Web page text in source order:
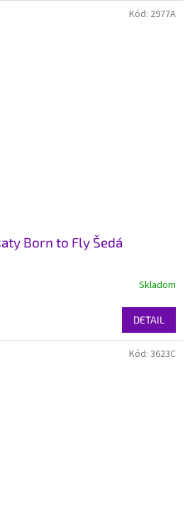
Born to Fly Šedá
Skladom
DETAIL
Kód: 2977A
Kód: 3623C